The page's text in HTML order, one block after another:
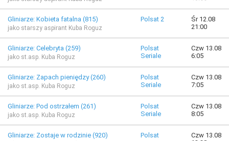
Gliniarze: Kobieta fatalna (815)
jako starszy aspirant Kuba Roguz
Polsat 2
Śr 12.08
21:00
Gliniarze: Celebryta (259)
jako st.asp. Kuba Roguz
Polsat
Seriale
Czw 13.08
6:05
Gliniarze: Zapach pieniędzy (260)
jako st.asp. Kuba Roguz
Polsat
Seriale
Czw 13.08
7:05
Gliniarze: Pod ostrzałem (261)
jako st.asp. Kuba Roguz
Polsat
Seriale
Czw 13.08
8:05
Gliniarze: Zostaje w rodzinie (920) Polsat
Czw 13.08